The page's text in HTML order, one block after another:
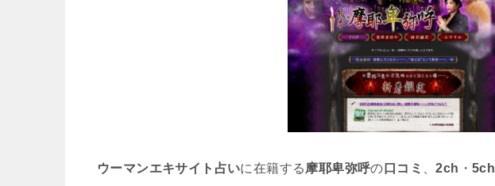
ウーマンエキサイト占いに在籍する摩耶卑弥呼の 口コミ 、2ch ・5ch